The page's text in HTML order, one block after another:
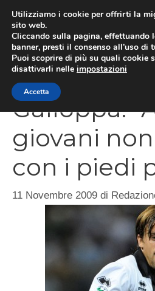
contenuto
Galloppa:
giovani
con i piedi
11 Novembre 2009 di
Utilizziamo i cookie per offrirti la
sito web.
Cliccando sulla pagina, effettuando
banner, presti il consenso all’uso di
Puoi scoprire di più su quali cookie
disattivarli nelle impostazioni
Accetta